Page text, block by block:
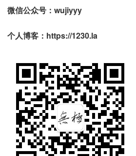
微信公众号：wujiyyy
个人博客：https://1230.la